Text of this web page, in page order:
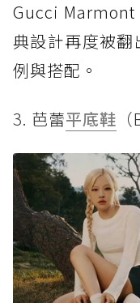
Gucci
典設計再度被
例與搭配。
3. 芭蕾平底鞋